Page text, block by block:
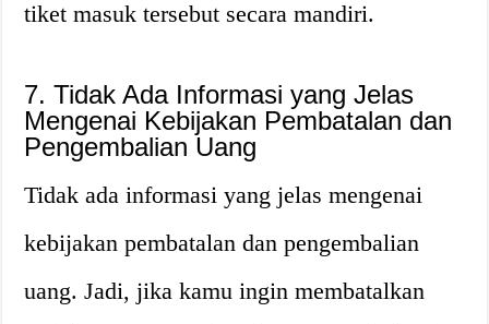
tiket masuk tersebut secara mandiri.
7. Tidak Ada Informasi yang Jelas
Mengenai Kebijakan Pembatalan dan
Pengembalian Uang
Tidak ada informasi yang jelas mengenai
kebijakan pembatalan dan pengembalian
uang. Jadi, jika kamu ingin membatalkan